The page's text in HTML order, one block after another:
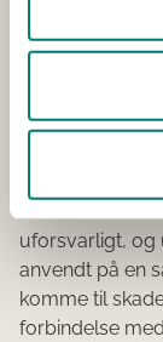
Chauffør:
Tiltalt for
uforsvarligt, og
anvendt på en
komme til
forbindelse